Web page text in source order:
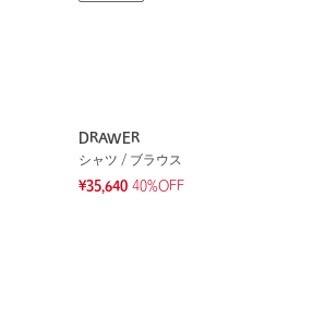
DRAWER
シャツ / ブラウス
¥35,640 40%OFF